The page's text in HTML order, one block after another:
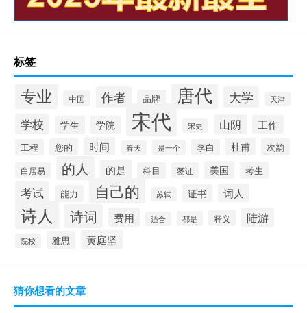
标签
专业 中国 作者 品牌 唐代 大学 天津
学校 学生 学院 宋代 宋史 山阴 工作
工程 您的 时间 春天 是一个 李白 杜甫 次韵
白居易 的人 的是 科目 签证 美国 考生
考试 能力 自己的 苏轼 证书 词人
诗人 诗词 费用 适合 都是 释义 陆游
院校 雅思 黄庭坚
猜你想看的文章